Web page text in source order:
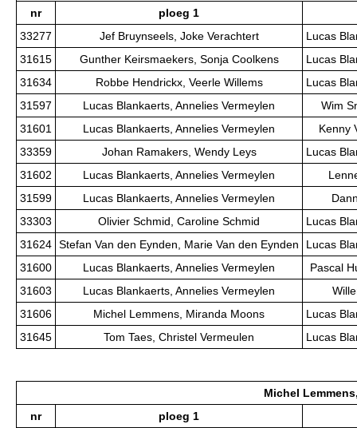
nr
ploeg 1
33277
Jef Bruynseels, Joke Verachtert
Lucas
31615
Gunther Keirsmaekers, Sonja Coolkens
Lucas
31634
Robbe Hendrickx, Veerle Willems
Lucas
31597
Lucas Blankaerts, Annelies Vermeylen
Wim
31601
Lucas Blankaerts, Annelies Vermeylen
Kenny
33359
Johan Ramakers, Wendy Leys
Lucas
31602
Lucas Blankaerts, Annelies Vermeylen
31599
Lucas Blankaerts, Annelies Vermeylen
33303
Olivier Schmid, Caroline Schmid
Lucas
31624 Stefan Van den Eynden, Marie Van den Eynden
Lucas
31600
Lucas Blankaerts, Annelies Vermeylen
Pascal
31603
Lucas Blankaerts, Annelies Vermeylen
31606
Michel Lemmens, Miranda Moons
Lucas
31645
Tom Taes, Christel Vermeulen Lucas
Michel
nr
ploeg 1